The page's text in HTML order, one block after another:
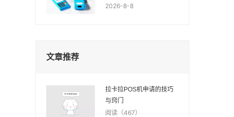
2026-8-8
文章推荐
拉卡拉POS机申请的技巧
与窍门
阅读（467）